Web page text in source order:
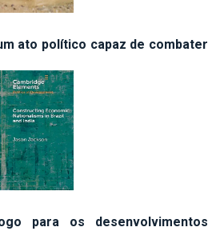
ato político capaz de combater
para os desenvolvimentos